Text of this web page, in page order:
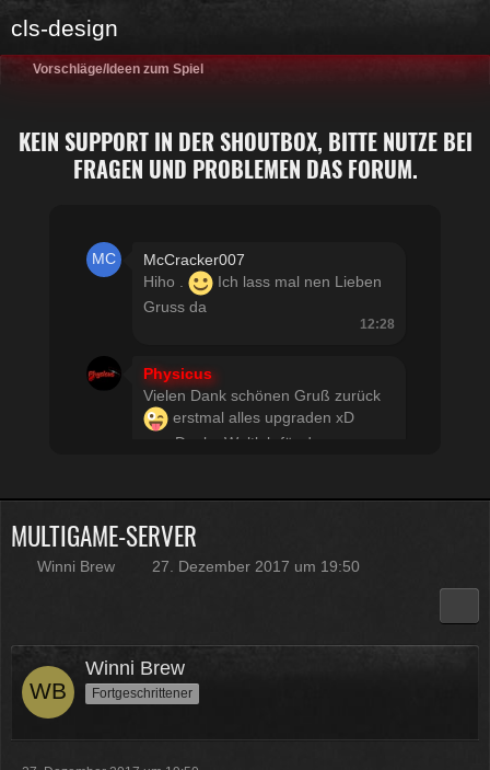
cls-design
Vorschläge/Ideen zum Spiel
KEIN SUPPORT IN DER SHOUTBOX, BITTE NUTZE BEI
FRAGEN UND PROBLEMEN DAS FORUM.
McCracker007
Hiho .
Ich lass mal nen Lieben
Gruss da
12:28
Physicus
Vielen Dank schönen Gruß zurück
erstmal alles upgraden xD
usw Danke Woltlab für den
Physicus
Twitch-Box 6.2.0 in Arbeit
Muss ich auch alles machen .
Kratze gerade alles an geld
zusammen was ich auftreiben
Plugins haben und dann noch mal
65 für Forum Update.
MULTIGAME-SERVER
Winni Brew 27. Dezember 2017 um 19:50
Winni Brew
Fortgeschrittener